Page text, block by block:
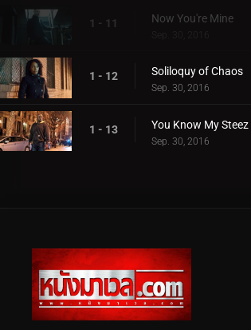
1 - 11 Now You're Mine
Sep. 30, 2016
1 - 12 Soliloquy of Chaos
Sep. 30, 2016
1 - 13 You Know My Steez
Sep. 30, 2016